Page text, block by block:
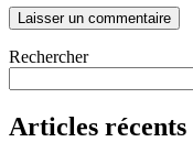
Rechercher
Articles récents